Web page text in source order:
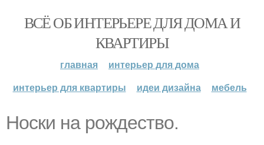
ВСЁ ОБ ИНТЕРЬЕРЕ ДЛЯ ДОМА И
КВАРТИРЫ
главная
интерьер для дома
интерьер для квартиры
идеи дизайна мебель
Носки на рождество.